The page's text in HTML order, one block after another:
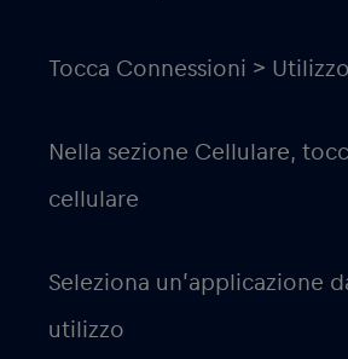
Tocca Connessioni >
Nella sezione Cellulare,
cellulare
Seleziona un’applicazione
utilizzo